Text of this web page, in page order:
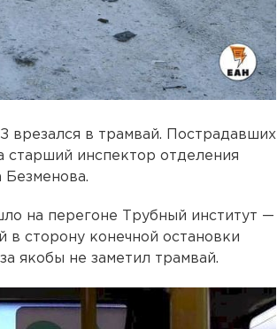
врезался в трамвай. Пострадавших
старший инспектор отделения
на перегоне Трубный институт —
сторону конечной остановки
якобы не заметил трамвай.